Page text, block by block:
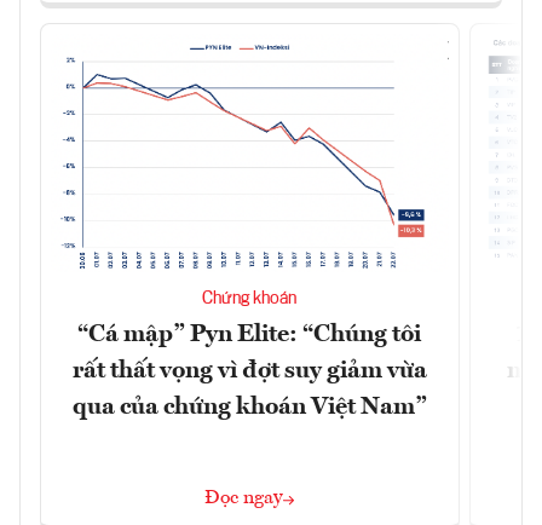
Chứng khoán
“Cá mập” Pyn Elite: “Chúng tôi
rất thất vọng vì đợt suy giảm vừa
qua của chứng khoán Việt Nam”
Đọc ngay